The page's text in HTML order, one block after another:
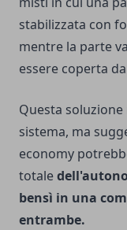
stabilizzata con
mentre la parte
essere coperta
Questa
sistema, ma
economy
totale
bensì in una
entrambe.